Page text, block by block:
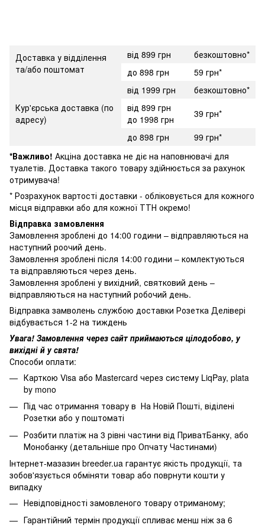
Доставка у відділення
та/або поштомат
від 899 грн
безкоштовно*
до 898 грн
59 грн*
Кур'єрська доставка (по
адресу)
від 1999 грн
безкоштовно*
від 899 грн
до 1998 грн
39 грн*
до 898 грн
99 грн*
*Важливо! Акціна доставка не діє на наповнювачі для
туалетів. Доставка такого товару здійнюється за рахунок
отримувача!
* Розрахунок вартості доставки - обліковується для кожного
місця відправки або для кожної ТТН окремо!
Відправка замовлення
Замовлення зроблені до 14:00 години – відправляються на
наступний роочий день.
Замовлення зроблені після 14:00 години – комлектуються
та відправляються через день.
Замовлення зроблені у вихідний, святковий день –
відправляються на наступний робочий день.
Відправка замволень службою доставки Розетка Делівері
відбувається 1-2 на тиждень
Увага! Замовлення через сайт приймаються цілодобово, у
вихідні й у свята!
Способи оплати:
Карткою Visa або Mastercard через систему LiqPay, plata
by mono
Під час отримання товару в На Новій Пошті, віділені
Розетки або у поштоматі
Розбити платіж на 3 рівні частини від ПриватБанку, або
Монобанку (детальніше про Опчату Частинами)
Інтернет-мазазин breeder.ua гарантує якість продукції, та
зобов'язується обміняти товар або поврнути кошти у
випадку
Невідповідності замовленого товару отриманому;
Гарантійний термін продукції спливає менш ніж за 6